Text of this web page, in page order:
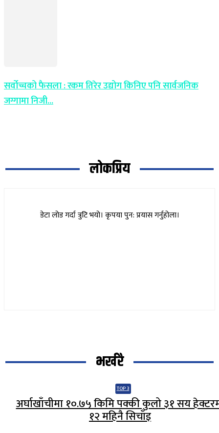
सर्वोच्चको फैसला : रकम तिरेर उद्योग किनिए पनि सार्वजनिक
जग्गामा निजी...
लोकप्रिय
डेटा लोड गर्दा त्रुटि भयो। कृपया पुन: प्रयास गर्नुहोला।
भर्खरै
TOP 3
अर्घाखाँचीमा १०.७५ किमि पक्की कुलो ३१ सय
१२ महिनै सिचाँइ